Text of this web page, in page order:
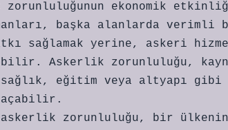
ekonomik
başka alanlarda verimli
sağlamak yerine, askeri
Askerlik zorunluluğu,
eğitim veya altyapı gibi
zorunluluğu, bir ülkenin